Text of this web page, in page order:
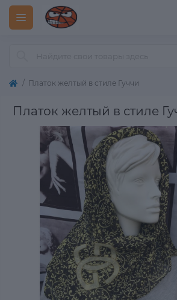
Платок желтый в стиле Гуччи
Платок желтый в стиле